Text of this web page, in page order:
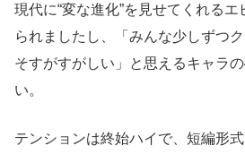
現代に“変な進化”を見せてくれる
られましたし、「みんな少しずつ
そすがすがしい」と思えるキャラ
い。
テンションは終始ハイで、短編形